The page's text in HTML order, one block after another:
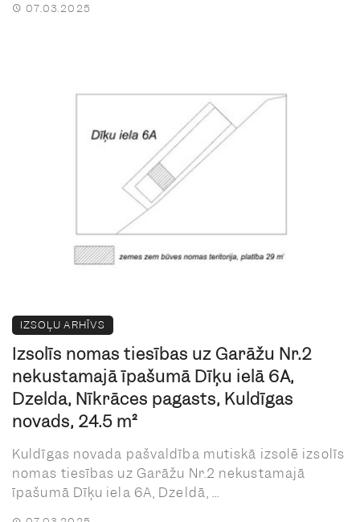
07.03.2025
IZSOĻU ARHĪVS
Izsolīs nomas tiesības uz Garāžu Nr.2
nekustamajā īpašumā Dīķu ielā 6A,
Dzelda, Nīkrāces pagasts, Kuldīgas
novads, 24.5 m²
Kuldīgas novada pašvaldība mutiskā izsolē izsolīs
nomas tiesības uz Garāžu Nr.2 nekustamajā
īpašumā Dīķu iela 6A, Dzeldā, ...